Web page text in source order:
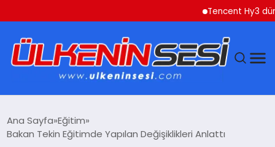
Tencent Hy3 dünya
Ana Sayfa Eğitim
Bakan Tekin Eğitimde Yapılan Değişiklikleri Anlattı